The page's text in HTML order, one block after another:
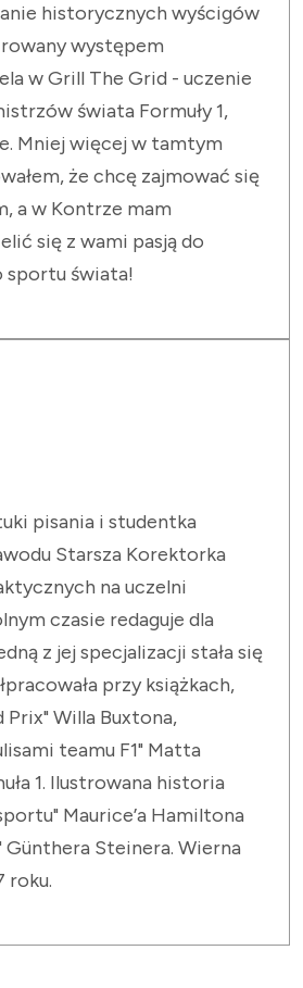
historycznych wyścigów
występem
w Grill The Grid - uczenie
świata Formuły 1,
Mniej więcej w tamtym
że chcę zajmować się
a w Kontrze mam
się z wami pasją do
sportu świata!
pisania i studentka
Starsza Korektorka
na uczelni
czasie redaguje dla
z jej specjalizacji stała się
przy książkach,
Prix" Willa Buxtona,
teamu F1" Matta
1. Ilustrowana historia
Maurice’a Hamiltona
Günthera Steinera. Wierna
roku.